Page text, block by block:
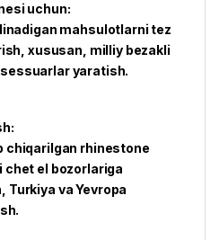
uchun:
mahsulotlarni tez
xususan, milliy bezakli
yaratish.
chiqarilgan rhinestone
el bozorlariga
Turkiya va Yevropa